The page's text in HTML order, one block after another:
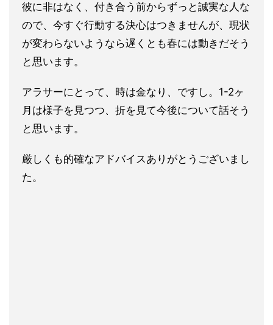
彼に非はなく、付き合う前からずっと誠実な人な
ので、今すぐ行動する決心はつきませんが、現状
が変わらないようなら遅くとも春には動きだそう
と思います。
アラサーにとって、時は金なり、ですし。1-2ヶ
月は様子を見つつ、折を見て今後について話そう
と思います。
厳しくも的確なアドバイスありがとうございまし
た。